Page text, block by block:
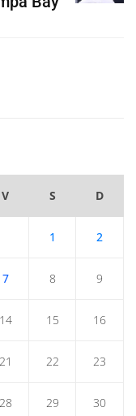
V S D
1 2
7 8 9
14 15 16
21 22 23
28 29 30